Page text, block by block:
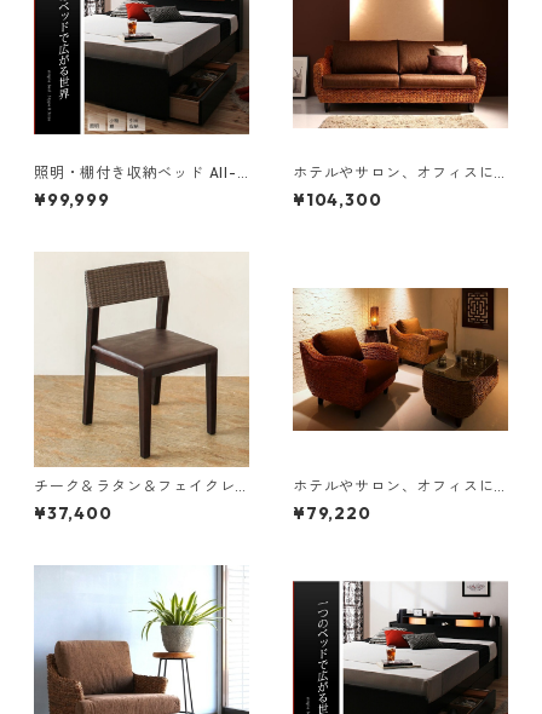
照明・棚付き収納ベッド All-o
ne オールワン 国産ポケットコ
イルマットレス付き ダブル
¥99,999
ホテルやサロン、オフィスに
も 高級リラクシングヒヤシン
スソファ Lamama ラママ ３
¥104,300
チーク＆ラタン＆フェイクレ
ザー ダイニングチェア
¥37,400
ホテルやサロン、オフィスに
も 高級リラクシングヒヤシン
スソファ Lamama ラママ １
¥79,220